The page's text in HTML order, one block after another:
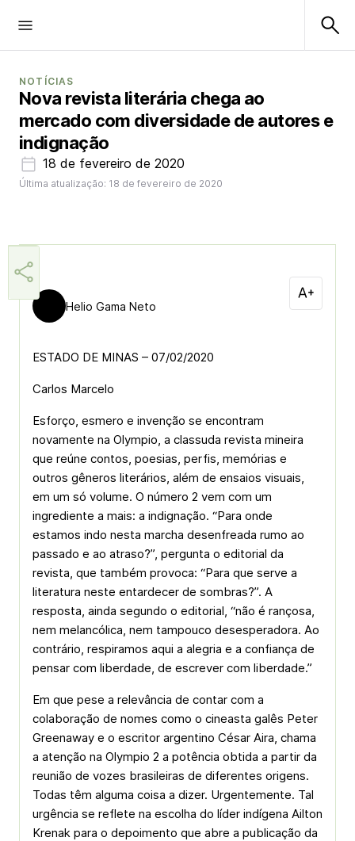
NOTÍCIAS
Nova revista literária chega ao
mercado com diversidade de autores e
indignação
18 de fevereiro de 2020
Última atualização: 18 de fevereiro de 2020
Helio Gama Neto
ESTADO DE MINAS – 07/02/2020
Carlos Marcelo
Esforço, esmero e invenção se encontram
novamente na Olympio, a classuda revista mineira
que reúne contos, poesias, perfis, memórias e
outros gêneros literários, além de ensaios visuais,
em um só volume. O número 2 vem com um
ingrediente a mais: a indignação. “Para onde
estamos indo nesta marcha desenfreada rumo ao
passado e ao atraso?”, pergunta o editorial da
revista, que também provoca: “Para que serve a
literatura neste entardecer de sombras?”. A
resposta, ainda segundo o editorial, “não é rançosa,
nem melancólica, nem tampouco desesperadora. Ao
contrário, respiramos aqui a alegria e a confiança de
pensar com liberdade, de escrever com liberdade.”
Em que pese a relevância de contar com a
colaboração de nomes como o cineasta galês Peter
Greenaway e o escritor argentino César Aira, chama
a atenção na Olympio 2 a potência obtida a partir da
reunião de vozes brasileiras de diferentes origens.
Todas têm alguma coisa a dizer. Urgentemente. Tal
urgência se reflete na escolha do líder indígena Ailton
Krenak para o depoimento que abre a publicação da